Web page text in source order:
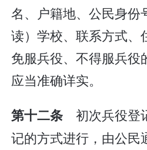
名、户籍地、公民身份
读）学校、联系方式、
免服兵役、不得服兵役
应当准确详实。
第十二条初次兵役登
记的方式进行，由公民